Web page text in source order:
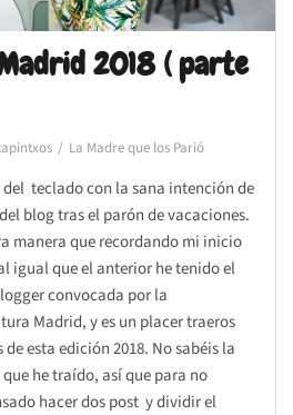
2018 ( parte
La Madre que los Parió
teclado con la sana intención de
blog tras el parón de vacaciones.
manera que recordando mi inicio
igual que el anterior he tenido el
convocada por la
Madrid, y es un placer traeros
esta edición 2018. No sabéis la
he traído, así que para no
hacer dos post y dividir el